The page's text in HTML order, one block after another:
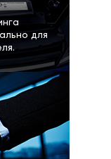
для